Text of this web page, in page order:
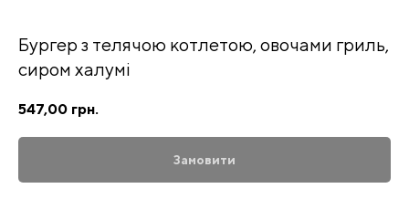
Бургер з телячою котлетою, овочами гриль,
сиром халумі
547,00 грн.
Замовити